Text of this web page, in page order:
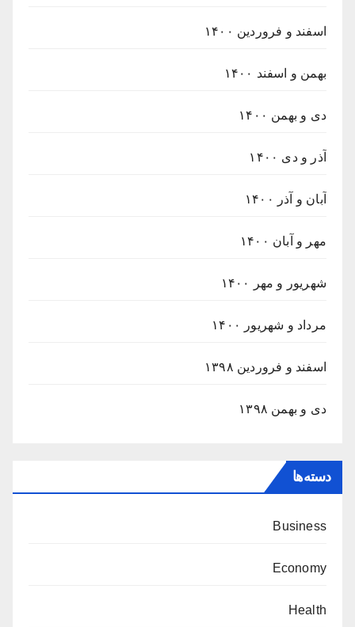
اسفند و فروردین ۱۴۰۰
بهمن و اسفند ۱۴۰۰
دی و بهمن ۱۴۰۰
آذر و دی ۱۴۰۰
آبان و آذر ۱۴۰۰
مهر و آبان ۱۴۰۰
شهریور و مهر ۱۴۰۰
مرداد و شهریور ۱۴۰۰
اسفند و فروردین ۱۳۹۸
دی و بهمن ۱۳۹۸
دسته‌ها
Business
Economy
Health